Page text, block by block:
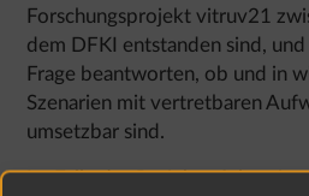
Forschungsprojekt vitruv21
dem DFKI entstanden sind,
Frage beantworten, ob und in
Szenarien mit vertretbaren
umsetzbar sind.
Im Falle des Projekterfolges